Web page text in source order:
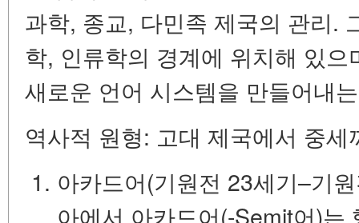
과학, 종교, 다민족 제국의 관리.
학, 인류학의 경계에 위치해 있
새로운 언어 시스템을 만들어내
역사적 원형: 고대 제국에서 중세
아카드어(기원전 23세기–기
아에서 아카드어(-Semit어)는